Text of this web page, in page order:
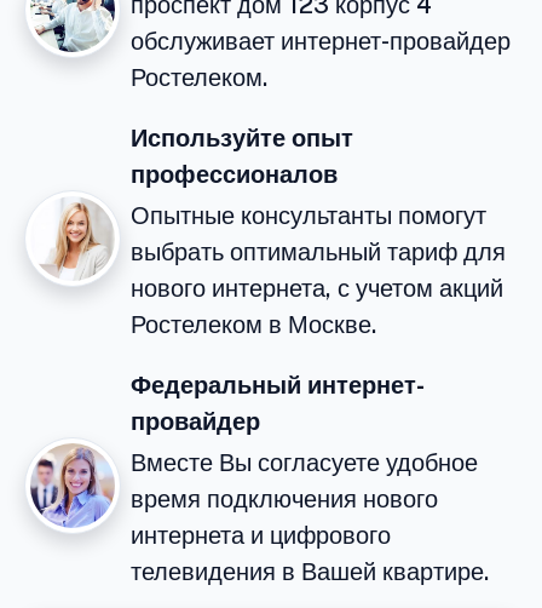
обслуживает интернет-провайдер
Ростелеком.
Используйте опыт
профессионалов
Опытные консультанты помогут
выбрать оптимальный тариф для
нового интернета, с учетом акций
Ростелеком в Москве.
Федеральный интернет-
провайдер
Вместе Вы согласуете удобное
время подключения нового
интернета и цифрового
телевидения в Вашей квартире.